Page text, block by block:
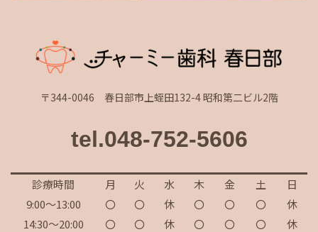
〒344-0046 春日部市上蛭田132-4 昭和第二ビル2階
tel.048-752-5606
診療時間 月 火 水 木 金 土
日
9:00～13:00
〇 〇 休 〇 〇 〇
休
14:30～20:00
〇 〇 休 〇 〇 〇
休